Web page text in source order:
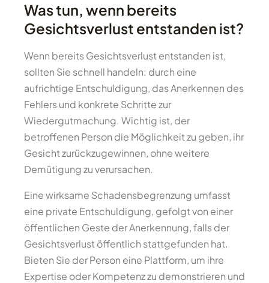
Was tun, wenn bereits
Gesichtsverlust entstanden ist?
Wenn bereits Gesichtsverlust entstanden ist,
sollten Sie schnell handeln: durch eine
aufrichtige Entschuldigung, das Anerkennen des
Fehlers und konkrete Schritte zur
Wiedergutmachung. Wichtig ist, der
betroffenen Person die Möglichkeit zu geben, ihr
Gesicht zurückzugewinnen, ohne weitere
Demütigung zu verursachen.
Eine wirksame Schadensbegrenzung umfasst
eine private Entschuldigung, gefolgt von einer
öffentlichen Geste der Anerkennung, falls der
Gesichtsverlust öffentlich stattgefunden hat.
Bieten Sie der Person eine Plattform, um ihre
Expertise oder Kompetenz zu demonstrieren und